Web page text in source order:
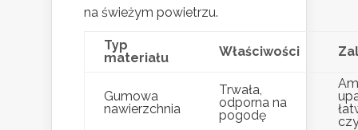
na świeżym powietrzu.
Typ
materiału
Właściwości
Gumowa
nawierzchnia
Trwała,
odporna na
pogodę